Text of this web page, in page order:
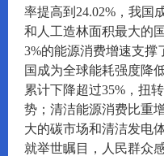
率提高到24.02%，我国
和人工造林面积最大的
3%的能源消费增速支撑
国成为全球能耗强度降
累计下降超过35%，扭
势；清洁能源消费比重
大的碳市场和清洁发电
就举世瞩目，人民群众